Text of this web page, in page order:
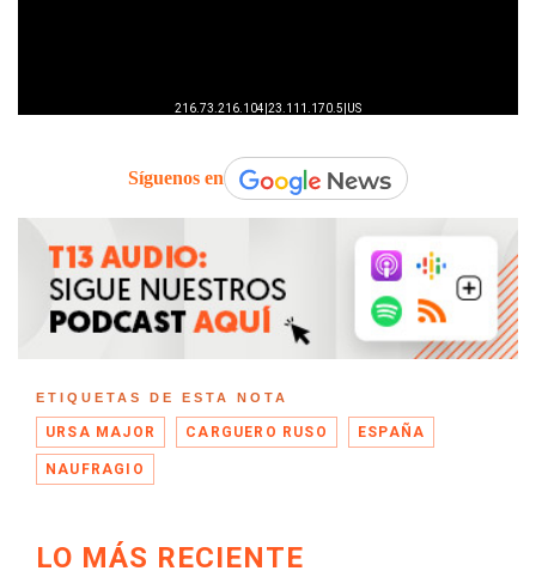
Síguenos en
ETIQUETAS DE ESTA NOTA
URSA MAJOR CARGUERO RUSO ESPAÑA
NAUFRAGIO
LO MÁS RECIENTE